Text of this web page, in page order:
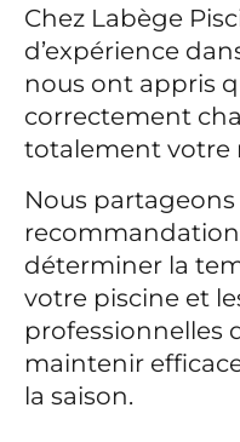
Chez Labège
d’expérience
nous ont appris
correctement
totalement votre
Nous partageons
déterminer la
votre piscine et
professionnelles
maintenir
la saison.